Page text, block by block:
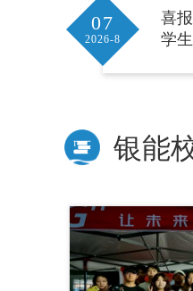
07
2026-8
喜
学
银能